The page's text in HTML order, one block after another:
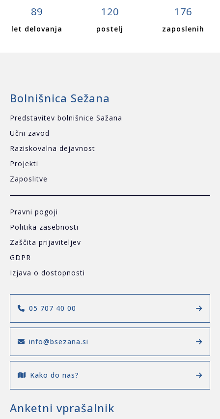
89
let delovanja
120
postelj
176
zaposlenih
Bolnišnica Sežana
Predstavitev bolnišnice Sažana
Učni zavod
Raziskovalna dejavnost
Projekti
Zaposlitve
Pravni pogoji
Politika zasebnosti
Zaščita prijaviteljev
GDPR
Izjava o dostopnosti
05 707 40 00
info@bsezana.si
Kako do nas?
Anketni vprašalnik